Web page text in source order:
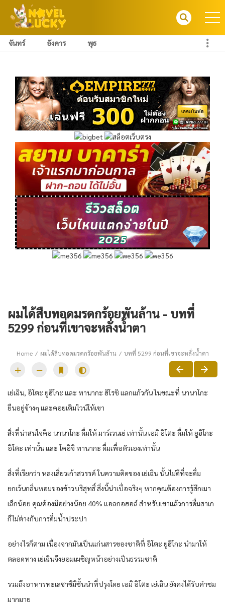
จันทร์ อังคาร พุธ
ผมได้สืบทอดมรดกร้อยพันล้าน - บทที่
5299 ก่อนที่เขาจะหลั่งน้ำตา
Home ผมได้สืบทอดมรดกร้อยพันล้าน บทที่ 5299 ก่อนที่เขาจะหลั่งน้ำตา
เย่เฉิน, อิโตะ ยูฮิโกะ และ ทานากะ ฮิโรชิ แลกแก้วกัน ในขณะที่ นานาโกะ
ยืนอยู่ข้างๆ และคอยเติมไวน์ให้เขา
สิ่งที่น่าสนใจคือ นานาโกะ ดื่มให้ มาร์เวนเย่ เท่านั้น เอมิ อิโตะ ดื่มให้ ยูฮิโกะ
อิโตะ เท่านั้น และ โคอิจิ ทานากะ ดื่มเพื่อตัวเองเท่านั้น
สิ่งที่เรียกว่า หลงเสี่ยวเก้าสวรรค์ ในความคิดของ เย่เฉิน นั้นไม่ดีที่จะดื่ม
ยกเว้นกลิ่นหอมของข้าวบริสุทธิ์ สิ่งนี้น่าเบื่อจริงๆ หากคุณต้องการรู้สึกเมา
เล็กน้อย คุณต้องมีอย่างน้อย 40% แอลกอฮอล์ สำหรับเขาแล้วการดื่มสาเก
ก็ไม่ต่างกับการดื่มน้ำประปา
อย่างไรก็ตาม เนื่องจากมันเป็นแก่นสารของชาติที่ อิโตะ ยูฮิโกะ นำมาให้
ตลอดทาง เย่เฉินจึงยอมเผชิญหน้าอย่างเป็นธรรมชาติ
รวมถึงอาหารทะเลซาซิมิชั้นนำที่ปรุงโดย เอมิ อิโตะ เย่เฉิน ยังคงได้รับคำชม
มากมาย